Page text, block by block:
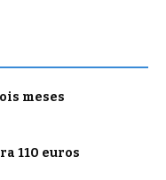
meses
110 euros